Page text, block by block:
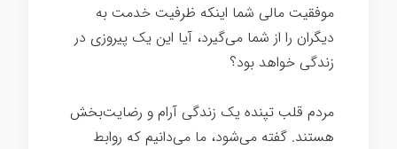
موفقیت مالی شما اینکه ظرفیت خدمت به
دیگران را از شما می‌گیرد، آیا این یک پیروزی در
زندگی خواهد بود؟
مردم قلب تپنده یک زندگی آرام و رضایت‌بخش
هستند. گفته می‌شود، ما می‌دانیم که روابط